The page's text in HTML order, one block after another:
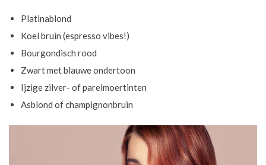
Platinablond
Koel bruin (espresso vibes!)
Bourgondisch rood
Zwart met blauwe ondertoon
Ijzige zilver- of parelmoertinten
Asblond of champignonbruin